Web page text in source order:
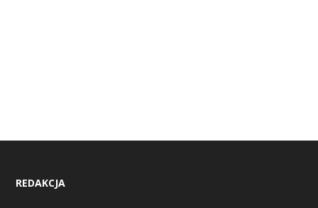
REDAKCJA